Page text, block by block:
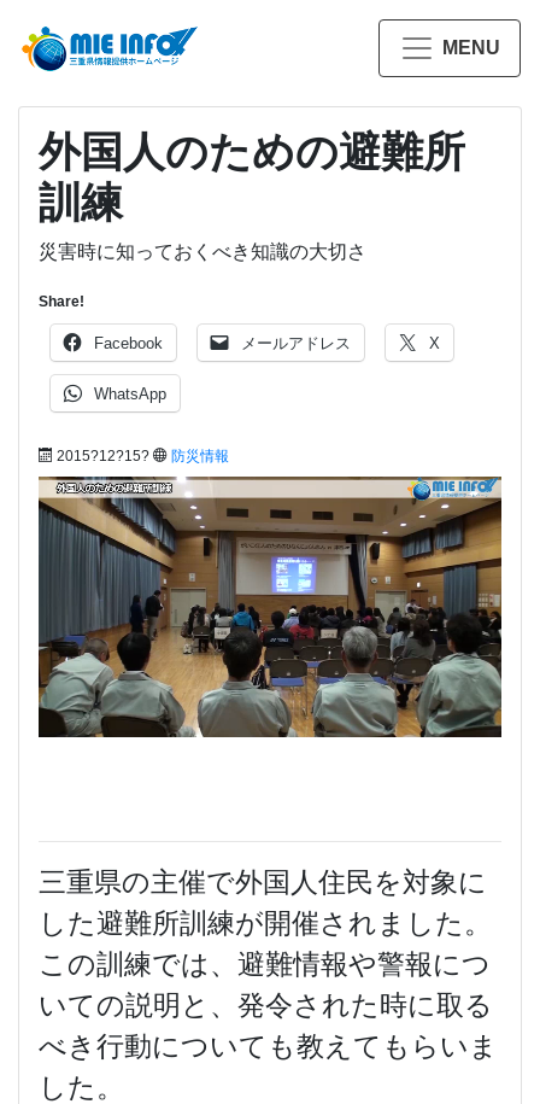
MENU
外国人のための避難所
訓練
災害時に知っておくべき知識の大切さ
Share!
Facebook メールアドレス X
WhatsApp
2015?12?15? 防災情報
三重県の主催で外国人住民を対象に
した避難所訓練が開催されました。
この訓練では、避難情報や警報につ
いての説明と、発令された時に取る
べき行動についても教えてもらいま
した。